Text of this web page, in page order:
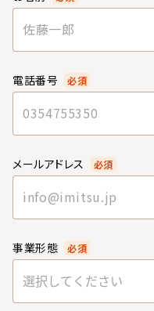
電話番号 必須
メールアドレス 必須
事業形態 必須
選択してください